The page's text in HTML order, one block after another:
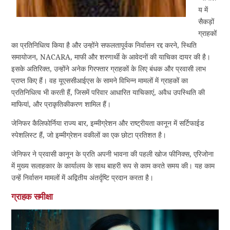
य में
सैकड़ों
ग्राहकों
का प्रतिनिधित्व किया है और उन्होंने सफलतापूर्वक निर्वासन रद्द करने, स्थिति
समायोजन, NACARA, माफी और शरणार्थी के आवेदनों की याचिका दायर की है।
इसके अतिरिक्त, उन्होंने अनेक गिरफ्तार ग्राहकों के लिए बंधक और प्रवासी लाभ
प्राप्त किए हैं। वह यूएससीआईएस के सामने विभिन्न मामलों में ग्राहकों का
प्रतिनिधित्व भी करती हैं, जिसमें परिवार आधारित याचिकाएं, अवैध उपस्थिति की
माफियां, और प्राकृतिकीकरण शामिल हैं।
जेनिफर कैलिफोर्निया राज्य बार, इम्मीग्रेशन और राष्ट्रीयता कानून में सर्टिफाईड
स्पेशलिस्ट हैं, जो इम्मीग्रेशन वकीलों का एक छोटा प्रतिशत है।
जेनिफर ने प्रवासी कानून के प्रति अपनी भावना की पहली खोज फीनिक्स, एरिजोना
में मुख्य सलाहकार के कार्यालय के साथ बाहरी रूप से काम करते समय की। यह काम
उन्हें निर्वासन मामलों में अद्वितीय अंतर्दृष्टि प्रदान करता है।
ग्राहक समीक्षा